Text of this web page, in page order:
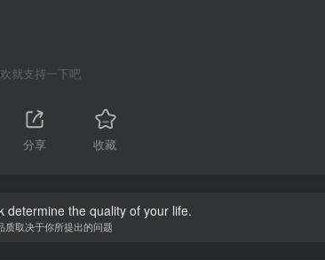
就支持一下吧
分享 收藏
determine the quality of your life.
质取决于你所提出的问题